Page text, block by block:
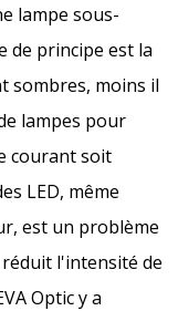
lampe sous-
de principe est la
sombres, moins il
lampes pour
courant soit
LED, même
est un problème
réduit l'intensité de
Optic y a